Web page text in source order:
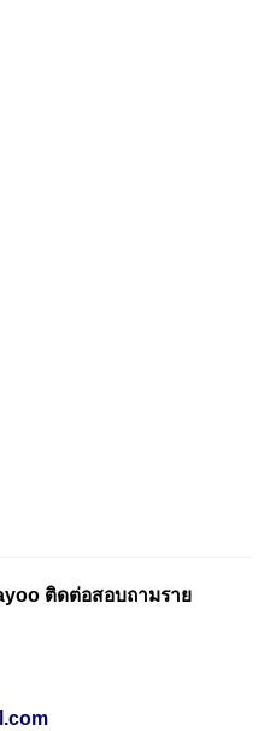
ติดต่อสอบถามราย